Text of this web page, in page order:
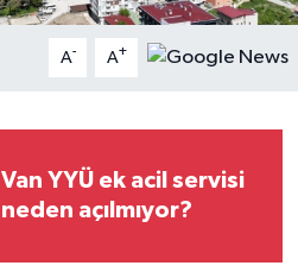
A- A+
Van YYÜ ek acil servisi
neden açılmıyor?